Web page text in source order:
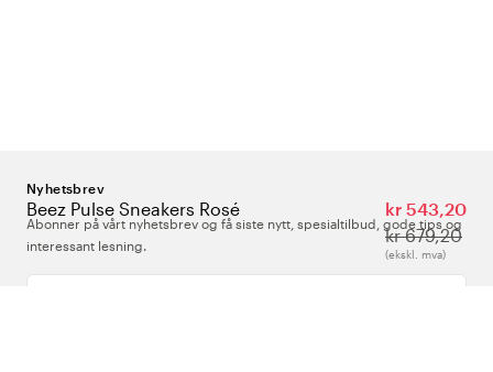
Beez Pulse Sneakers Rosé
kr 543,20
kr 679,20
(ekskl. mva)
Nyhetsbrev
Abonner på vårt nyhetsbrev og få siste nytt, spesialtilbud, gode tips og
interessant lesning.
Skriv inn din e-postadresse